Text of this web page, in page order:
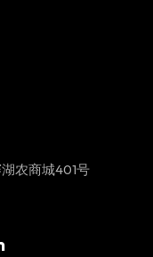
农商城401号